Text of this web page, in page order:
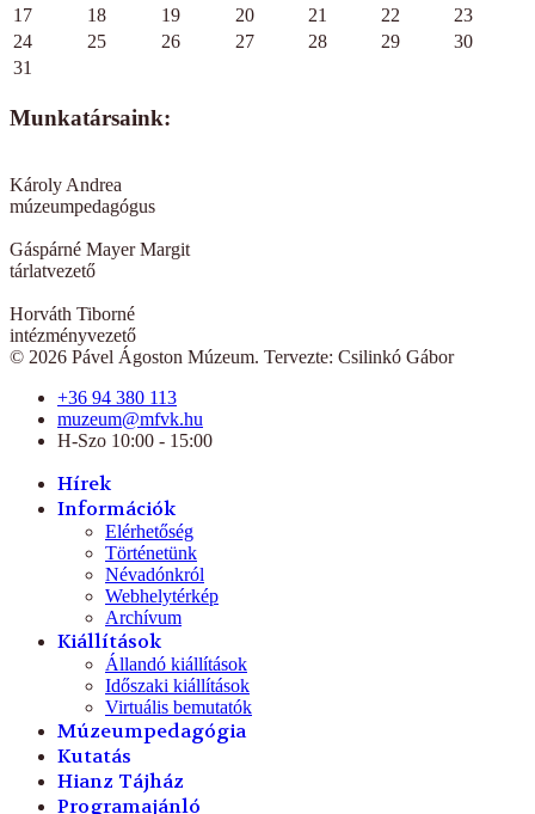
17
18 19 20 21 22
23
24
25 26 27 28 29
30
31
Munkatársaink:
Károly Andrea
múzeumpedagógus
Gáspárné Mayer Margit
tárlatvezető
Horváth Tiborné
intézményvezető
© 2026 Pável Ágoston Múzeum. Tervezte: Csilinkó Gábor
+36 94 380 113
muzeum@mfvk.hu
H-Szo 10:00 - 15:00
Hírek
Információk
Elérhetőség
Történetünk
Névadónkról
Webhelytérkép
Archívum
Kiállítások
Állandó kiállítások
Időszaki kiállítások
Virtuális bemutatók
Múzeumpedagógia
Kutatás
Hianz Tájház
Programajánló